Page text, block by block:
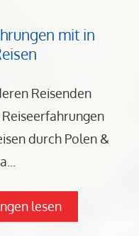
mit in
Reisenden
Reiseerfahrungen
durch Polen &
lesen